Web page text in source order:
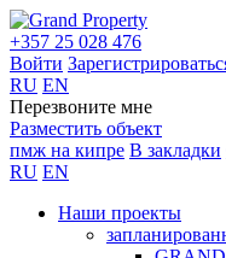
+357 25 028 476
Войти
RU EN
Перезвоните мне
Разместить объект
пмж на кипре В закладки
RU EN
Наши проекты